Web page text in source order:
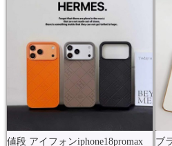
値段 アイフォンiphone18promax ブ